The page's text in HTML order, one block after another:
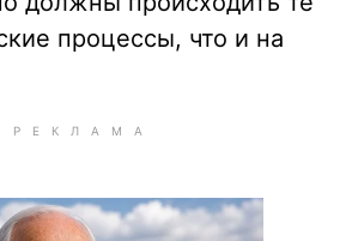
процессы, что и на